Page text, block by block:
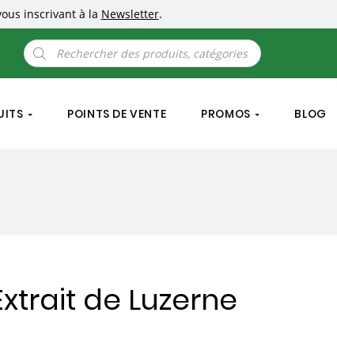
inscrivant à la Newsletter.
Recherche
de
produits
POINTS DE VENTE PROMOS BLOG
de Luzerne